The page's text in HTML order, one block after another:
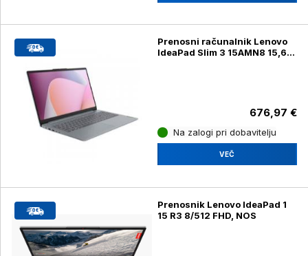
Prenosni računalnik Lenovo
IdeaPad Slim 3 15AMN8 15,6"
676,97 €
Na zalogi pri dobavitelju
VEČ
Prenosnik Lenovo IdeaPad 1
15 R3 8/512 FHD, NOS